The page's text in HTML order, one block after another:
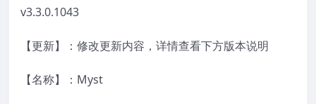
v3.3.0.1043
【更新】：修改更新内容，详情查看下方版本说明
【名称】：Myst